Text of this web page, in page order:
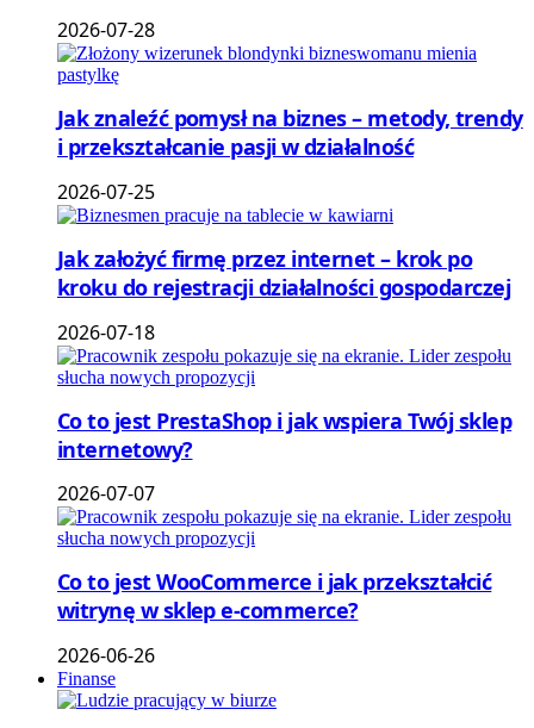
2026-07-28
Jak znaleźć pomysł na biznes – metody, trendy
i przekształcanie pasji w działalność
2026-07-25
Jak założyć firmę przez internet – krok po
kroku do rejestracji działalności gospodarczej
2026-07-18
Co to jest PrestaShop i jak wspiera Twój sklep
internetowy?
2026-07-07
Co to jest WooCommerce i jak przekształcić
witrynę w sklep e-commerce?
2026-06-26
Finanse